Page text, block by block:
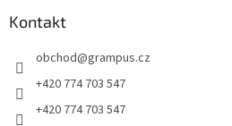
Kontakt
obchod@grampus.cz
+420 774 703 547
+420 774 703 547